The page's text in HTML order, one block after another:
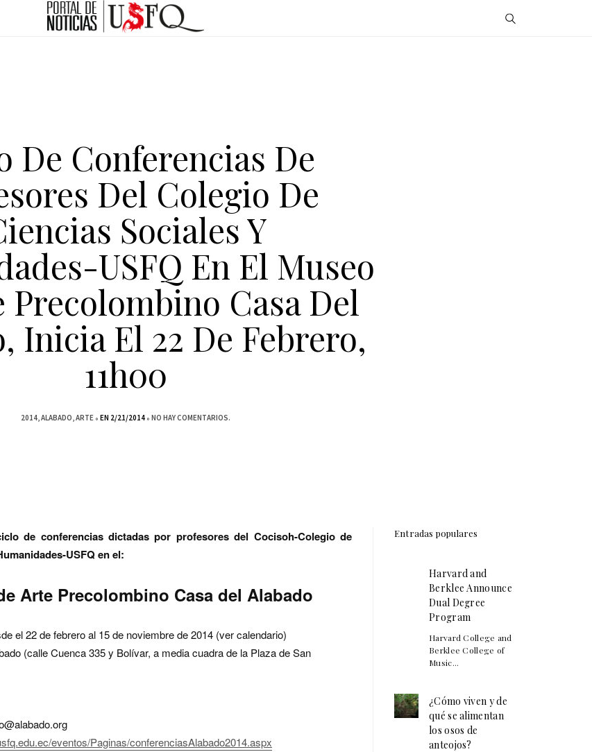
De Conferencias De
Del Colegio De
Sociales Y
USFQ En El Museo
Precolombino Casa Del
Inicia El 22 De Febrero,
11h00
2014 ALABADO ARTE EN 2/21/2014 NO HAY COMENTARIOS.
de conferencias dictadas por profesores del Cocisoh-Colegio de
USFQ en el:
Arte Precolombino Casa del Alabado
el 22 de febrero al 15 de noviembre de 2014 (ver calendario)
(calle Cuenca 335 y Bolívar, a media cuadra de la Plaza de San
eventos/Paginas/conferenciasAlabado2014.aspx
Entradas populares
Harvard and
Berklee Announce
Dual Degree
Program
Harvard College and
Berklee College of
Music...
¿Cómo viven y de
qué se alimentan
los osos de
anteojos?